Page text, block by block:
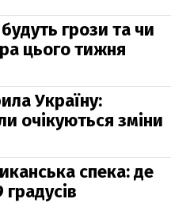
грози та чи
цього тижня
Україну:
очікуються зміни
спека: де